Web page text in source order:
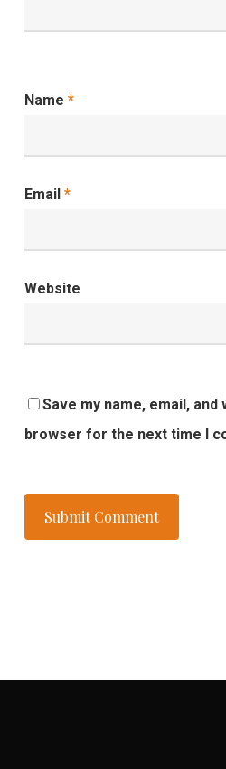
Name *
Email *
Website
Save my name, email, and
browser for the next time I